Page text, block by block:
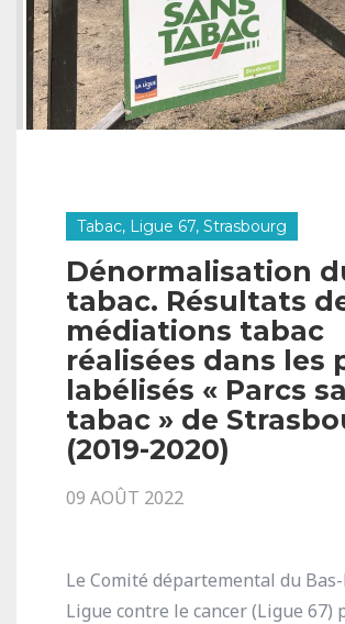
Tabac, Ligue 67, Strasbourg
Dénormalisation
tabac. Résultats
médiations tabac
réalisées dans les
labélisés « Parcs
tabac » de
(2019-2020)
09 AOÛT 2022
Le Comité départemental du
Ligue contre le cancer (Ligue 67)